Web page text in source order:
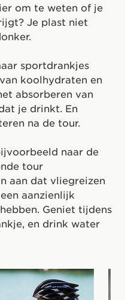
om te weten of je
Je plast niet
sportdrankjes
koolhydraten en
absorberen van
je drinkt. En
na de tour.
naar de
tour
aan dat vliegreizen
aanzienlijk
Geniet tijdens
en drink water